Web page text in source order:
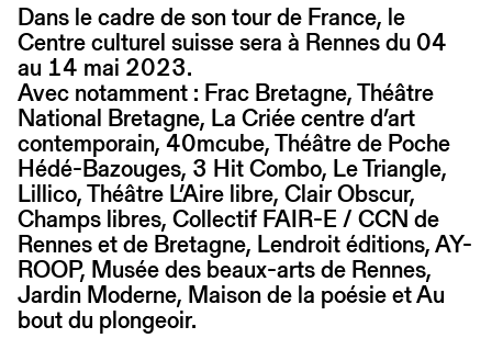
Dans le cadre de son tour de France, le
Centre culturel suisse sera à Rennes du 04
au 14 mai 2023.
Avec notamment : Frac Bretagne, Théâtre
National Bretagne, La Criée centre d’art
contemporain, 40mcube, Théâtre de Poche
Hédé-Bazouges, 3 Hit Combo, Le Triangle,
Lillico, Théâtre L’Aire libre, Clair Obscur,
Champs libres, Collectif FAIR-E / CCN de
Rennes et de Bretagne, Lendroit éditions, AY-
ROOP, Musée des beaux-arts de Rennes,
Jardin Moderne, Maison de la poésie et Au
bout du plongeoir.